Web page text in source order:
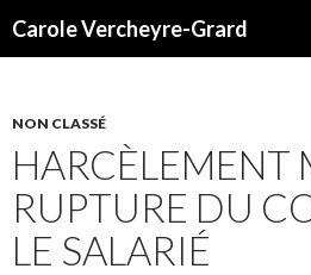
Carole Vercheyre-Grard
NON CLASSÉ
HARCÈLEMENT
RUPTURE DU
LE SALARIÉ